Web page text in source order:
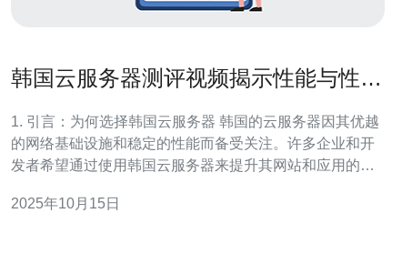
韩国云服务器测评视频揭示性能与性价
1. 引言：为何选择韩国云服务器 韩国的云服务器因其优越
的网络基础设施和稳定的性能而备受关注。许多企业和开
发者希望通过使用韩国云服务器来提升其网站和应用的响
务器在性能和性价比方面的真实表现。 2. 韩国云服务器的
2025年10月15日